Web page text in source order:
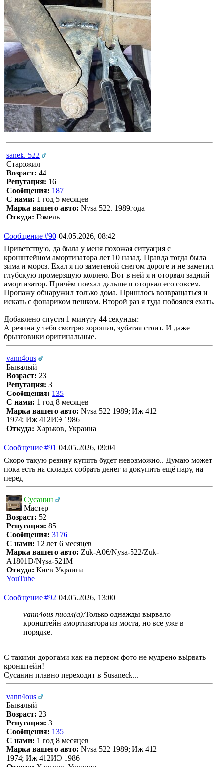
sanek. 522
Старожил
Возраст: 44
Репутация: 16
Сообщения: 187
С нами: 1 год 5 месяцев
Марка вашего авто: Nysa 522. 1989года
Откуда: Гомель
Сообщение #90 04.05.2026, 08:42
Приветствую, да была у меня похожая ситуация с
кронштейном амортизатора лет 10 назад. Правда тогда была
зима и мороз. Ехал я по заметеной снегом дороге и не заметил
глубокую промерзшую коллею. Вот в ней я и оторвал задний
амортизатор. Причём поехал дальше и оторвал его совсем.
Пропажу обнаружил только дома. Пришлось возвращаться и
искать с фонариком пешком. Второй раз я туда побоялся ехать.
Добавлено спустя 1 минуту 44 секунды:
А резина у тебя смотрю хорошая, зубатая стоит. И даже
брызговики оригинальные.
vann4ous
Бывалый
Возраст: 23
Репутация: 3
Сообщения: 135
С нами: 1 год 8 месяцев
Марка вашего авто: Nysa 522 1989; Иж 412
1974; Иж 412ИЭ 1986
Откуда: Харьков, Украина
Сообщение #91 04.05.2026, 09:04
Скоро такую резину купить будет невозможно.. Думаю может
пока есть на складах собрать денег и докупить ещё пару, на
перед
Сусанин
Мастер
Возраст: 52
Репутация: 85
Сообщения: 3176
С нами: 12 лет 6 месяцев
Марка вашего авто: Zuk-A06/Nysa-522/Zuk-
A1801D/Nysa-521M
Откуда: Киев Украина
YouTube
Сообщение #92 04.05.2026, 13:00
vann4ous писал(а):Только однажды вырвало
кронштейн амортизатора из моста, но все уже в
порядке.
С такими дорогами как на первом фото не мудрено вьірвать
кронштейн!
Сусанин плавно переходит в Susaneck...
vann4ous
Бывалый
Возраст: 23
Репутация: 3
Сообщения: 135
С нами: 1 год 8 месяцев
Марка вашего авто: Nysa 522 1989; Иж 412
1974; Иж 412ИЭ 1986